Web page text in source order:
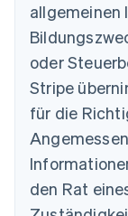
allgemeinen
oder
Stripe
für die
den Rat
Australien
Belgien
Nederlands
Brasilien
Português
Bulgarien
English